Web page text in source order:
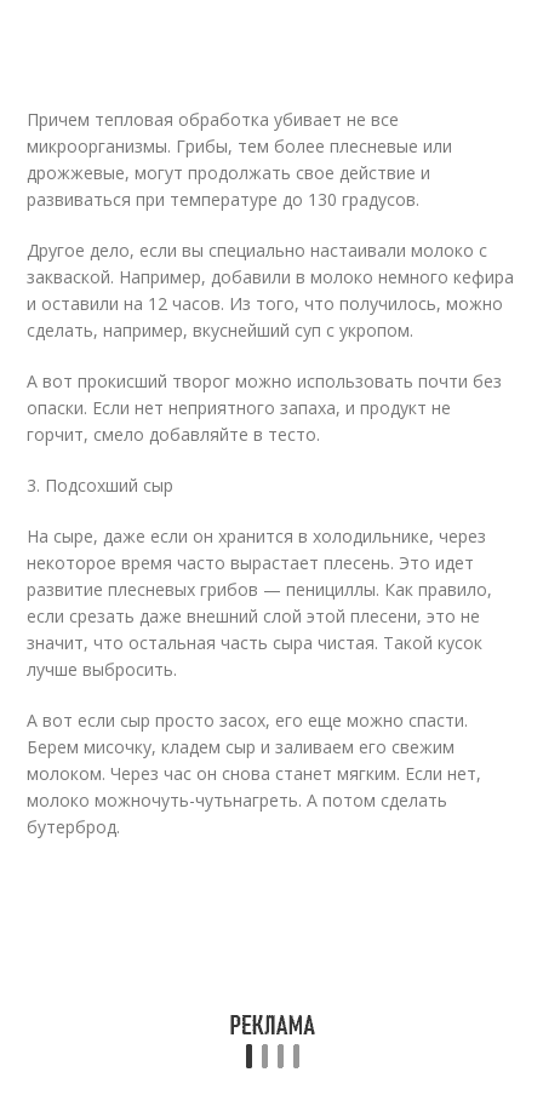
Причем тепловая обработка убивает не все
микроорганизмы. Грибы, тем более плесневые или
дрожжевые, могут продолжать свое действие и
развиваться при температуре до 130 градусов.
Другое дело, если вы специально настаивали молоко с
закваской. Например, добавили в молоко немного кефира
и оставили на 12 часов. Из того, что получилось, можно
сделать, например, вкуснейший суп с укропом.
А вот прокисший творог можно использовать почти без
опаски. Если нет неприятного запаха, и продукт не
горчит, смело добавляйте в тесто.
3. Подсохший сыр
На сыре, даже если он хранится в холодильнике, через
некоторое время часто вырастает плесень. Это идет
развитие плесневых грибов — пенициллы. Как правило,
если срезать даже внешний слой этой плесени, это не
значит, что остальная часть сыра чистая. Такой кусок
лучше выбросить.
А вот если сыр просто засох, его еще можно спасти.
Берем мисочку, кладем сыр и заливаем его свежим
молоком. Через час он снова станет мягким. Если нет,
молоко можночуть-чутьнагреть. А потом сделать
бутерброд.